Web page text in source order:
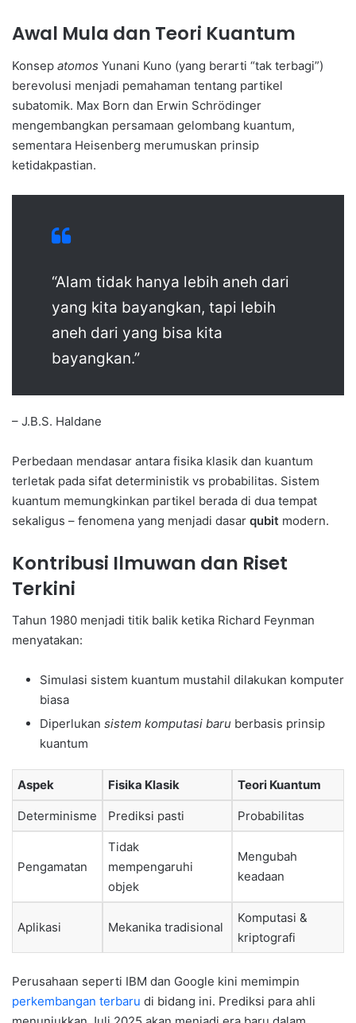
Awal Mula dan Teori Kuantum
Konsep atomos Yunani Kuno (yang berarti “tak terbagi”)
berevolusi menjadi pemahaman tentang partikel
subatomik. Max Born dan Erwin Schrödinger
mengembangkan persamaan gelombang kuantum,
sementara Heisenberg merumuskan prinsip
ketidakpastian.
“Alam tidak hanya lebih aneh dari
yang kita bayangkan, tapi lebih
aneh dari yang bisa kita
bayangkan.”
– J.B.S. Haldane
Perbedaan mendasar antara fisika klasik dan kuantum
terletak pada sifat deterministik vs probabilitas. Sistem
kuantum memungkinkan partikel berada di dua tempat
sekaligus – fenomena yang menjadi dasar qubit modern.
Kontribusi Ilmuwan dan Riset
Terkini
Tahun 1980 menjadi titik balik ketika Richard Feynman
menyatakan:
Simulasi sistem kuantum mustahil dilakukan komputer
biasa
Diperlukan sistem komputasi baru berbasis prinsip
kuantum
Aspek Fisika Klasik Teori Kuantum
Determinisme Prediksi pasti Probabilitas
Pengamatan
Tidak
mempengaruhi
objek
Mengubah
keadaan
Aplikasi Mekanika tradisional
Komputasi &
kriptografi
Perusahaan seperti IBM dan Google kini memimpin
perkembangan terbaru di bidang ini. Prediksi para ahli